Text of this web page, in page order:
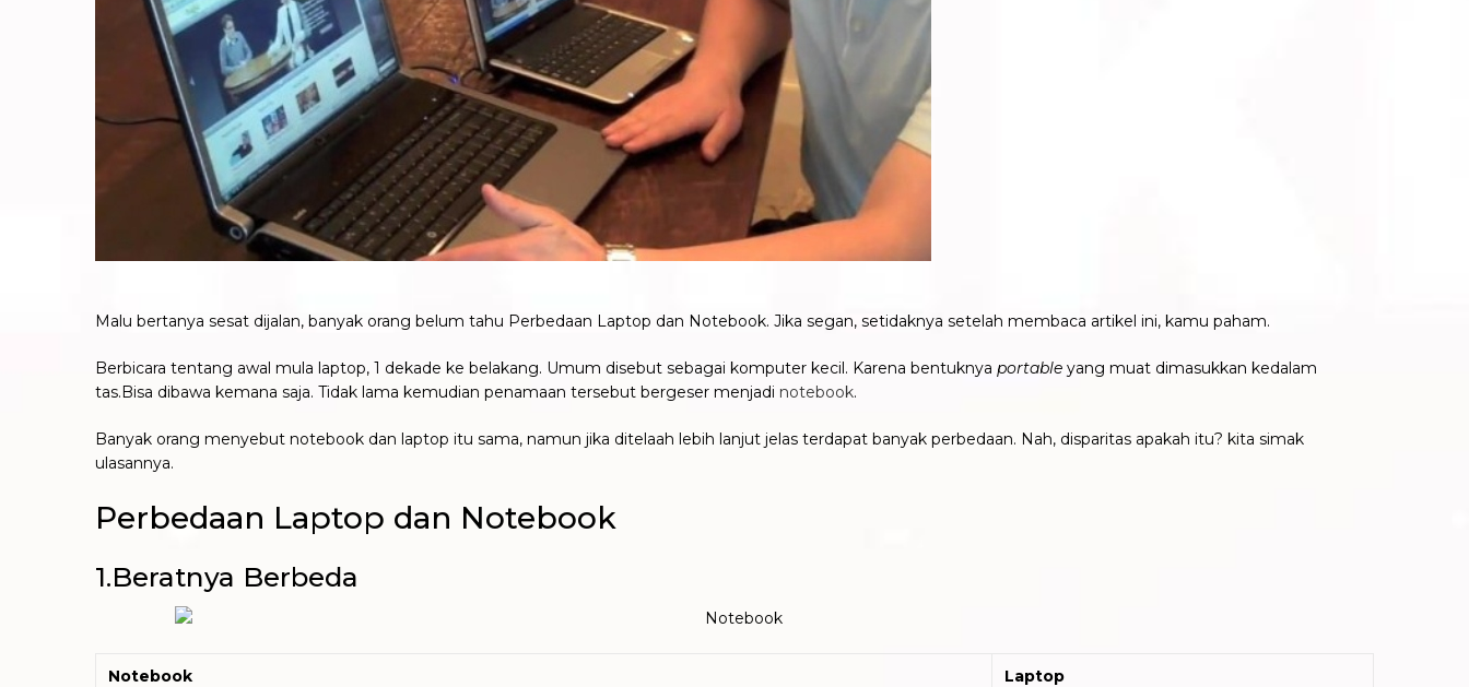
Malu bertanya sesat dijalan, banyak orang belum tahu Perbedaan Laptop dan Notebook. Jika segan, setidaknya setelah membaca artikel ini, kamu paham.
Berbicara tentang awal mula laptop, 1 dekade ke belakang. Umum disebut sebagai komputer kecil. Karena bentuknya portable yang muat dimasukkan kedalam
tas.Bisa dibawa kemana saja. Tidak lama kemudian penamaan tersebut bergeser menjadi notebook.
Banyak orang menyebut notebook dan laptop itu sama, namun jika ditelaah lebih lanjut jelas terdapat banyak perbedaan. Nah, disparitas apakah itu? kita simak
ulasannya.
Perbedaan Laptop dan Notebook
1.Beratnya Berbeda
Notebook Laptop